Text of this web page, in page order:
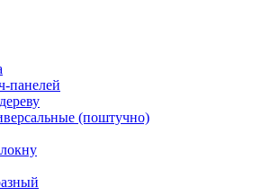
панелей
(поштучно)